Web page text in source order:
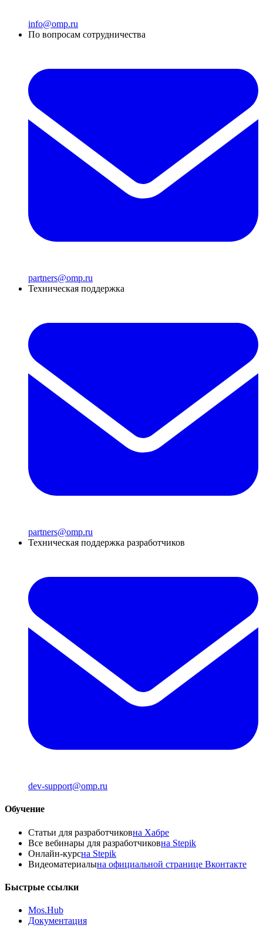
info@omp.ru
По вопросам сотрудничества
partners@omp.ru
Техническая поддержка
partners@omp.ru
Техническая поддержка разработчиков
dev-support@omp.ru
Обучение
Статьи для разработчиковна Хабре
Все вебинары для разработчиковна Stepik
Онлайн-курсна Stepik
Видеоматериалына официальной странице Вконтакте
Быстрые ссылки
Mos.Hub
Документация